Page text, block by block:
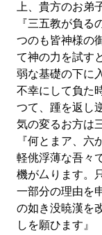
上、貴方のお弟
『三五教が負る
つのも皆神様の
て神の力を試す
弱な基礎の下に
不幸にして負た
つて、踵を返し
気の変るお方は
『何とまア、六
軽佻浮薄な吾々
機が厶ります。
一部分の理由を
の如き没暁漢を
しを願ひます』